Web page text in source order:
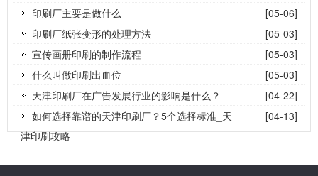
印刷厂主要是做什么
[05-06]
印刷厂纸张变形的处理方法
[05-03]
宣传画册印刷的制作流程
[05-03]
什么叫做印刷出血位
[05-03]
天津印刷厂在广告发展行业的影响是什么？
[04-22]
如何选择靠谱的天津印刷厂？5个选择标准_天
津印刷攻略
[04-13]